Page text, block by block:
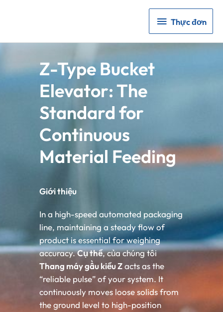
Thực
đơn
Thực đơn
Z-Type Bucket
Elevator: The
Standard for
Continuous
Material Feeding
Giới thiệu
In a high-speed automated packaging
line, maintaining a steady flow of
product is essential for weighing
accuracy.Cụ thể, của chúng tôi
Thang máy gầu kiểu Zacts as the
“reliable pulse” of your system. It
continuously moves loose solids from
the ground level to high-position